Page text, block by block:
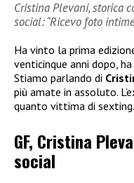
Cristina Plevani, storica
social: “Ricevo foto
Ha vinto la prima
venticinque anni dopo,
Stiamo parlando di
più amate in assoluto.
quanto vittima di
GF, Cristina
social